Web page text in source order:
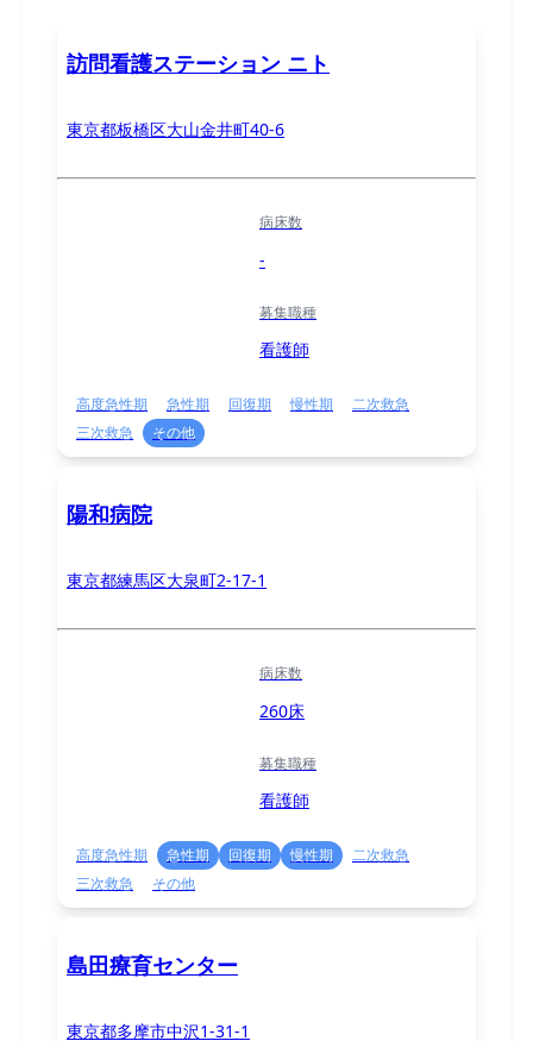
訪問看護ステーション ニト
東京都板橋区大山金井町40-6
病床数
-
募集職種
看護師
高度急性期 急性期 回復期 慢性期
二次救急
三次救急
その他
陽和病院
東京都練馬区大泉町2-17-1
病床数
260床
募集職種
看護師
高度急性期 急性期 回復期 慢性期
二次救急
三次救急
その他
島田療育センター
東京都多摩市中沢1-31-1